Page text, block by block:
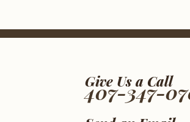
Give Us a Call
407-347-